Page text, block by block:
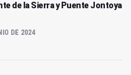
de la Sierra y Puente Jontoya
DE 2024